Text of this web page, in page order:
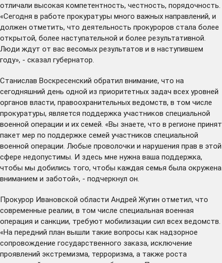
отличали высокая компетентность, честность, порядочность.
«Сегодня в работе прокуратуры много важных направлений, и
должен отметить, что деятельность прокуроров стала более
открытой, более наступательной и более результативной.
Люди ждут от вас весомых результатов и в наступившем
году», - сказал губернатор.
Станислав Воскресенский обратил внимание, что на
сегодняшний день одной из приоритетных задач всех уровней
органов власти, правоохранительных ведомств, в том числе
прокуратуры, является поддержка участников специальной
военной операции и их семей. «Вы знаете, что в регионе принят
пакет мер по поддержке семей участников специальной
военной операции. Любые проволочки и нарушения прав в этой
сфере недопустимы. И здесь мне нужна ваша поддержка,
чтобы мы добились того, чтобы каждая семья была окружена
вниманием и заботой», - подчеркнул он.
Прокурор Ивановской области Андрей Жугин отметил, что
современные реалии, в том числе специальная военная
операция и санкции, требуют мобилизации сил всех ведомств.
«На передний план вышли такие вопросы как надзорное
сопровождение государственного заказа, исключение
проявлений экстремизма, терроризма, а также роста